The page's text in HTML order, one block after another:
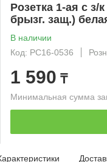
Розетка 1-ая с
брызг. защ.)
В наличии
Код: РС16-0536
1 590 ₸
Минимальная сумма